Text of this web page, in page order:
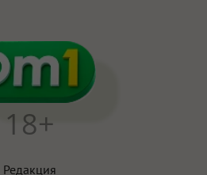
Редакция
18+